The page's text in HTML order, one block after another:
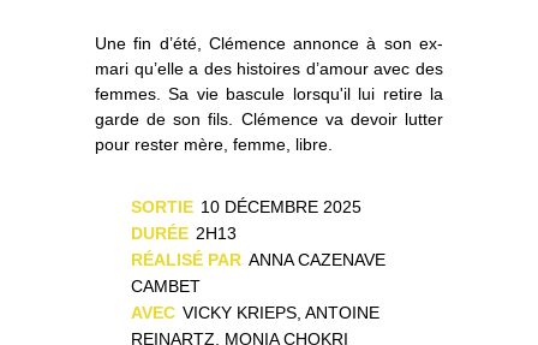
Une fin d’été, Clémence annonce à son ex-
mari qu’elle a des histoires d’amour avec des
femmes. Sa vie bascule lorsqu'il lui retire la
garde de son fils. Clémence va devoir lutter
pour rester mère, femme, libre.
SORTIE 10 DÉCEMBRE 2025
DURÉE 2H13
RÉALISÉ PAR ANNA CAZENAVE
CAMBET
AVEC VICKY KRIEPS, ANTOINE
REINARTZ, MONIA CHOKRI